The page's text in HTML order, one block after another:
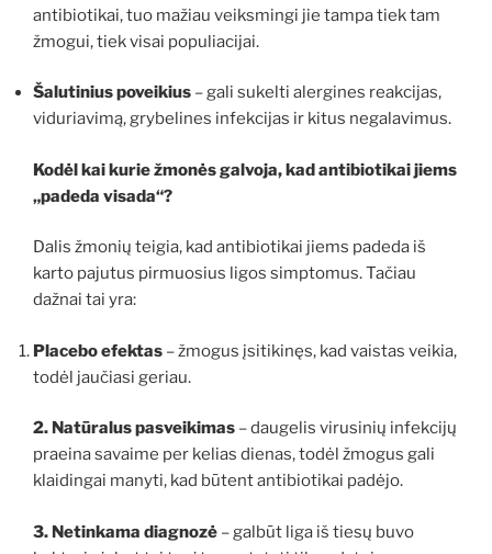
antibiotikai, tuo mažiau veiksmingi jie tampa tiek tam
žmogui, tiek visai populiacijai.
Šalutinius poveikius – gali sukelti alergines reakcijas,
viduriavimą, grybelines infekcijas ir kitus negalavimus.
Kodėl kai kurie žmonės galvoja, kad antibiotikai jiems
„padeda visada“?
Dalis žmonių teigia, kad antibiotikai jiems padeda iš
karto pajutus pirmuosius ligos simptomus. Tačiau
dažnai tai yra:
Placebo efektas – žmogus įsitikinęs, kad vaistas veikia,
todėl jaučiasi geriau.
2. Natūralus pasveikimas – daugelis virusinių infekcijų
praeina savaime per kelias dienas, todėl žmogus gali
klaidingai manyti, kad būtent antibiotikai padėjo.
3. Netinkama diagnozė – galbūt liga iš tiesų buvo